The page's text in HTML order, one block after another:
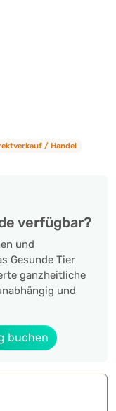
/ Handel
verfügbar?
und
Gesunde Tier
ganzheitliche
und
buchen